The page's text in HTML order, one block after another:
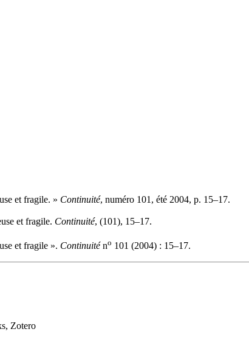
et fragile. » Continuité, numéro 101, été 2004, p. 15–17.
et fragile. Continuité, (101), 15–17.
et fragile ». Continuité no 101 (2004) : 15–17.
Zotero